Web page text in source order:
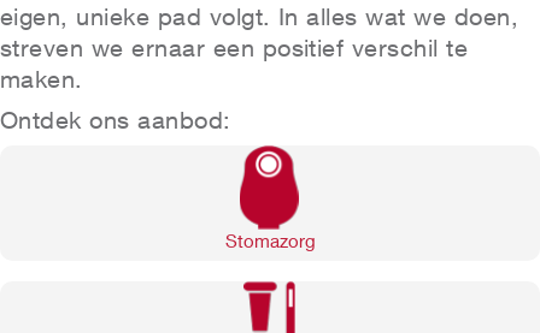
eigen, unieke pad volgt. In alles wat we doen,
streven we ernaar een positief verschil te
maken.
Ontdek ons aanbod:
Stomazorg